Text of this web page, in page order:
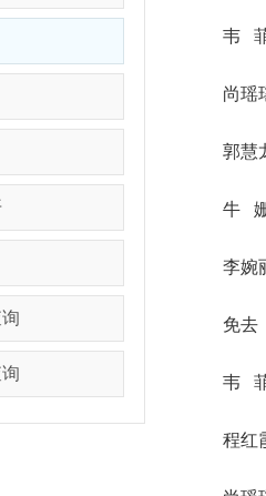
韦 菲为
尚瑶瑶
郭慧龙
牛 姗为
李婉丽
免去
韦 菲市
程红霞